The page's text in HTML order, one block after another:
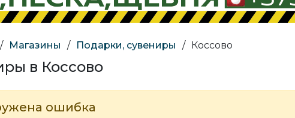
/ Магазины / Подарки, сувениры / Коссово
в Коссово
ошибка